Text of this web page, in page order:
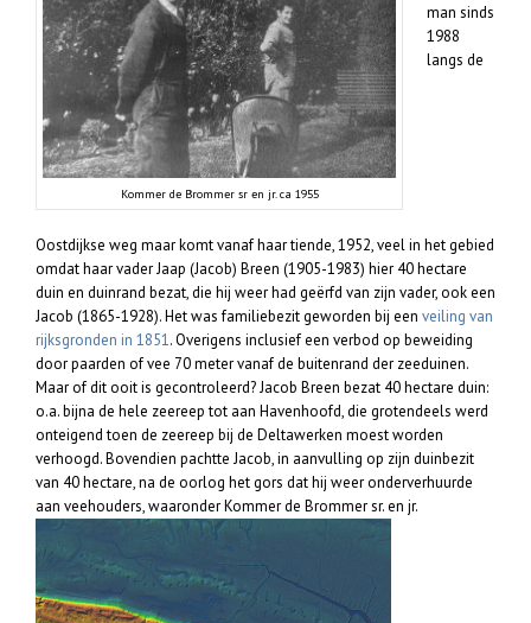
Kommer de Brommer sr en jr. ca 1955
man sinds
1988
langs de
Oostdijkse weg maar komt vanaf haar tiende, 1952, veel in het gebied
omdat haar vader Jaap (Jacob) Breen (1905-1983) hier 40 hectare
duin en duinrand bezat, die hij weer had geërfd van zijn vader, ook een
Jacob (1865-1928). Het was familiebezit geworden bij een veiling van
rijksgronden in 1851. Overigens inclusief een verbod op beweiding
door paarden of vee 70 meter vanaf de buitenrand der zeeduinen.
Maar of dit ooit is gecontroleerd? Jacob Breen bezat 40 hectare duin:
o.a. bijna de hele zeereep tot aan Havenhoofd, die grotendeels werd
onteigend toen de zeereep bij de Deltawerken moest worden
verhoogd. Bovendien pachtte Jacob, in aanvulling op zijn duinbezit
van 40 hectare, na de oorlog het gors dat hij weer onderverhuurde
aan veehouders, waaronder Kommer de Brommer sr. en jr.